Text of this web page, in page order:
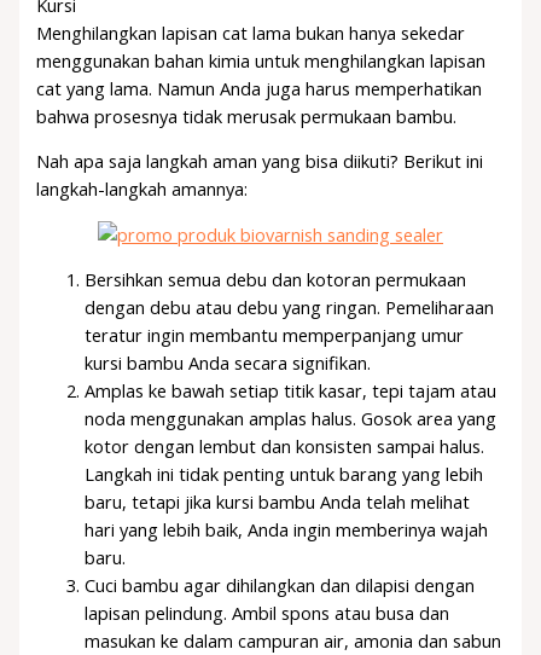
Menghilangkan lapisan cat lama bukan hanya sekedar
menggunakan bahan kimia untuk menghilangkan lapisan
cat yang lama. Namun Anda juga harus memperhatikan
bahwa prosesnya tidak merusak permukaan bambu.
Nah apa saja langkah aman yang bisa diikuti? Berikut ini
langkah-langkah amannya:
Bersihkan semua debu dan kotoran permukaan
dengan debu atau debu yang ringan. Pemeliharaan
teratur ingin membantu memperpanjang umur
kursi bambu Anda secara signifikan.
Amplas ke bawah setiap titik kasar, tepi tajam atau
noda menggunakan amplas halus. Gosok area yang
kotor dengan lembut dan konsisten sampai halus.
Langkah ini tidak penting untuk barang yang lebih
baru, tetapi jika kursi bambu Anda telah melihat
hari yang lebih baik, Anda ingin memberinya wajah
baru.
Cuci bambu agar dihilangkan dan dilapisi dengan
lapisan pelindung. Ambil spons atau busa dan
masukan ke dalam campuran air, amonia dan sabun